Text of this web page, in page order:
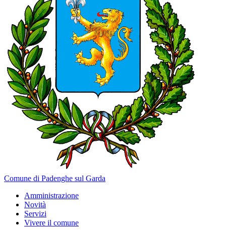
Comune di Padenghe sul Garda
Amministrazione
Novità
Servizi
Vivere il comune